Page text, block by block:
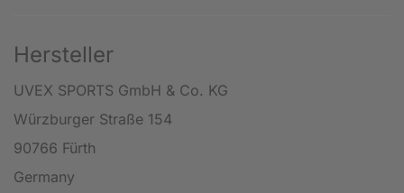
Hersteller
UVEX SPORTS GmbH & Co. KG
Würzburger Straße 154
90766 Fürth
Germany